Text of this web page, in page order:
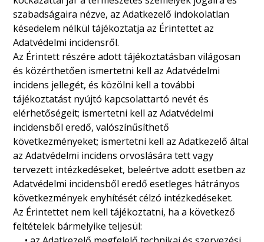
szabadságaira nézve, az Adatkezelő indokolatlan
késedelem nélkül tájékoztatja az Érintettet az
Adatvédelmi incidensről.
Az Érintett részére adott tájékoztatásban világosan
és közérthetően ismertetni kell az Adatvédelmi
incidens jellegét, és közölni kell a további
tájékoztatást nyújtó kapcsolattartó nevét és
elérhetőségeit; ismertetni kell az Adatvédelmi
incidensből eredő, valószínűsíthető
következményeket; ismertetni kell az Adatkezelő által
az Adatvédelmi incidens orvoslására tett vagy
tervezett intézkedéseket, beleértve adott esetben az
Adatvédelmi incidensből eredő esetleges hátrányos
következmények enyhítését célzó intézkedéseket.
Az Érintettet nem kell tájékoztatni, ha a következő
feltételek bármelyike teljesül: